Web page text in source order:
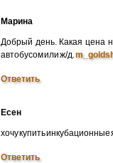
Марина
Добрый день. Какая цена
автобусом или ж/д.
Ответить
Есен
хочу купить
Ответить